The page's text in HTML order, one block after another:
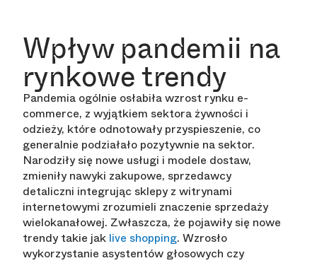
Wpływ pandemii na
rynkowe trendy
Pandemia ogólnie osłabiła wzrost rynku e-
commerce, z wyjątkiem sektora żywności i
odzieży, które odnotowały przyspieszenie, co
generalnie podziałało pozytywnie na sektor.
Narodziły się nowe usługi i modele dostaw,
zmieniły nawyki zakupowe, sprzedawcy
detaliczni integrując sklepy z witrynami
internetowymi zrozumieli znaczenie sprzedaży
wielokanałowej. Zwłaszcza, że pojawiły się nowe
trendy takie jak live shopping. Wzrosło
wykorzystanie asystentów głosowych czy